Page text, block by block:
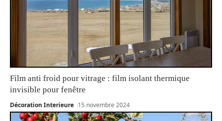
Film anti froid pour vitrage : film isolant thermique
invisible pour fenêtre
Décoration Interieure 15 novembre 2024